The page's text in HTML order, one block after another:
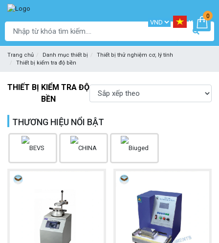
0
Trang chủ Danh mục thiết bị
Thiết bị thử nghiệm cơ, lý tính
Thiết bị kiểm tra độ bền
THIẾT BỊ KIỂM TRA ĐỘ
BỀN
THƯƠNG HIỆU NỔI BẬT